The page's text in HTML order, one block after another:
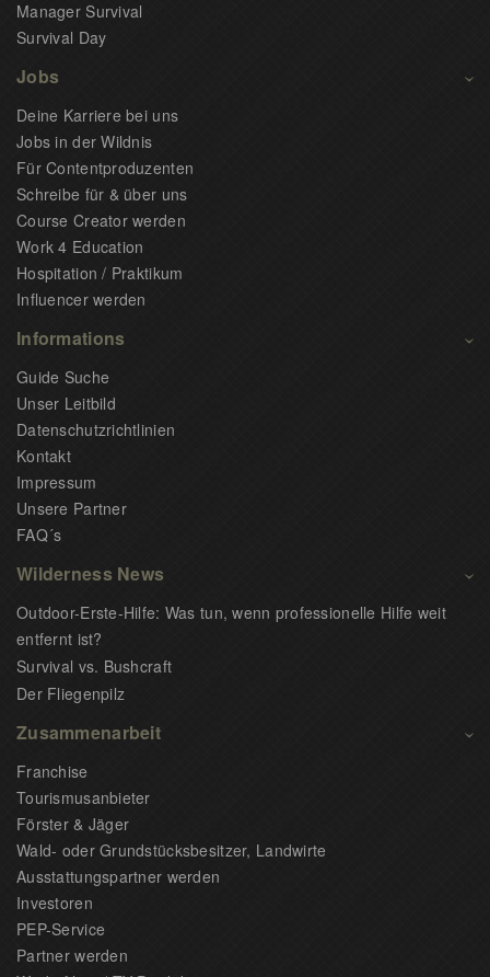
Manager Survival
Survival Day
Jobs
Deine Karriere bei uns
Jobs in der Wildnis
Für Contentproduzenten
Schreibe für & über uns
Course Creator werden
Work 4 Education
Hospitation / Praktikum
Influencer werden
Informations
Guide Suche
Unser Leitbild
Datenschutzrichtlinien
Kontakt
Impressum
Unsere Partner
FAQ´s
Wilderness News
Outdoor-Erste-Hilfe: Was tun, wenn professionelle Hilfe weit
entfernt ist?
Survival vs. Bushcraft
Der Fliegenpilz
Zusammenarbeit
Franchise
Tourismusanbieter
Förster & Jäger
Wald- oder Grundstücksbesitzer, Landwirte
Ausstattungspartner werden
Investoren
PEP-Service
Partner werden